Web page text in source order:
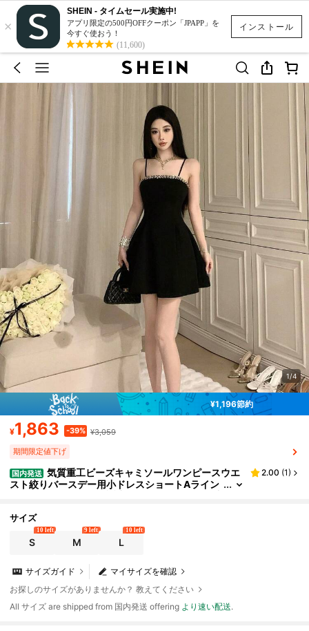
インストール
×
SHEIN - タイムセール実施中!
アプリ限定の500円OFFクーポン「JPAPP」を
今すぐ使おう！
(11,600)
1/4
¥1,196節約
¥1,863 -39% ¥3,059
期間限定値下げ
国内発送 気質重工ビーズキャミソールワンピースウエ
スト絞りバースデー用小ドレスショートAライン
2.00 (1)
サイズ
S
10 left
M
9 left
L
10 left
マイサイズを確認
サイズガイド
お探しのサイズがありませんか？ 教えてください
All サイズ are shipped from 国内発送 offering より速い配送.